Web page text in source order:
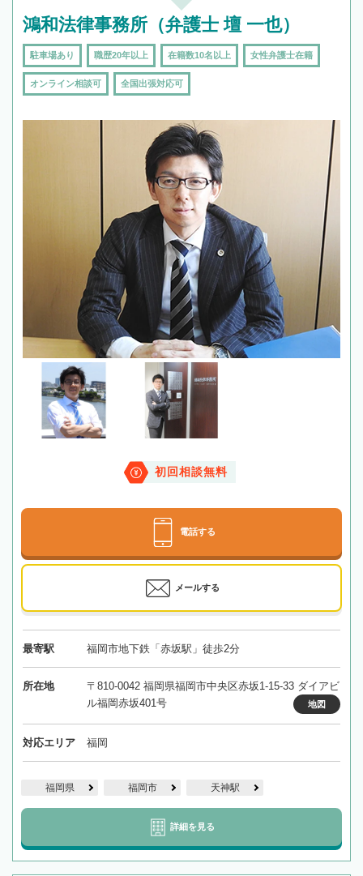
鴻和法律事務所（弁護士 壇 一也）
駐車場あり 職歴20年以上 在籍数10名以上 女性弁護士在籍
オンライン相談可 全国出張対応可
初回相談無料
電話する
メールする
最寄駅 福岡市地下鉄「赤坂駅」徒歩2分
所在地
〒810-0042 福岡県福岡市中央区赤坂1-15-33 ダイアビ
ル福岡赤坂401号
地図
対応エリア 福岡
福岡県 福岡市 天神駅
詳細を見る